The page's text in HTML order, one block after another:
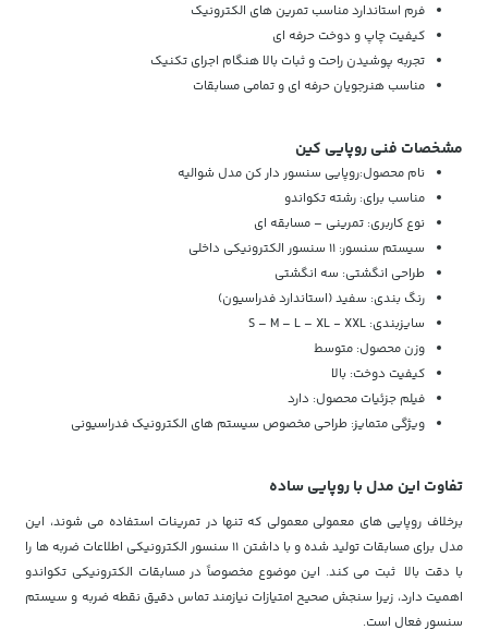
فرم استاندارد مناسب تمرین های الکترونیک
کیفیت چاپ و دوخت حرفه ای
تجربه پوشیدن راحت و ثبات بالا هنگام اجرای تکنیک
مناسب هنرجویان حرفه ای و تمامی مسابقات
مشخصات فنی روپایی کین
نام محصول:روپایی سنسور دار کن مدل شوالیه
مناسب برای: رشته تکواندو
نوع کاربری: تمرینی – مسابقه ای
سیستم سنسور: ۱۱ سنسور الکترونیکی داخلی
طراحی انگشتی: سه انگشتی
رنگ بندی: سفید (استاندارد فدراسیون)
سایزبندی: S – M – L – XL - XXL
وزن محصول: متوسط
کیفیت دوخت: بالا
فیلم جزئیات محصول: دارد
ویژگی متمایز: طراحی مخصوص سیستم های الکترونیک فدراسیونی
تفاوت این مدل با روپایی ساده
برخلاف روپایی های معمولی معمولی که تنها در تمرینات استفاده می شوند، این
مدل برای مسابقات تولید شده و با داشتن ۱۱ سنسور الکترونیکی اطلاعات ضربه ها را
با دقت بالا ثبت می کند. این موضوع مخصوصاً در مسابقات الکترونیکی تکواندو
اهمیت دارد، زیرا سنجش صحیح امتیازات نیازمند تماس دقیق نقطه ضربه و سیستم
سنسور فعال است.